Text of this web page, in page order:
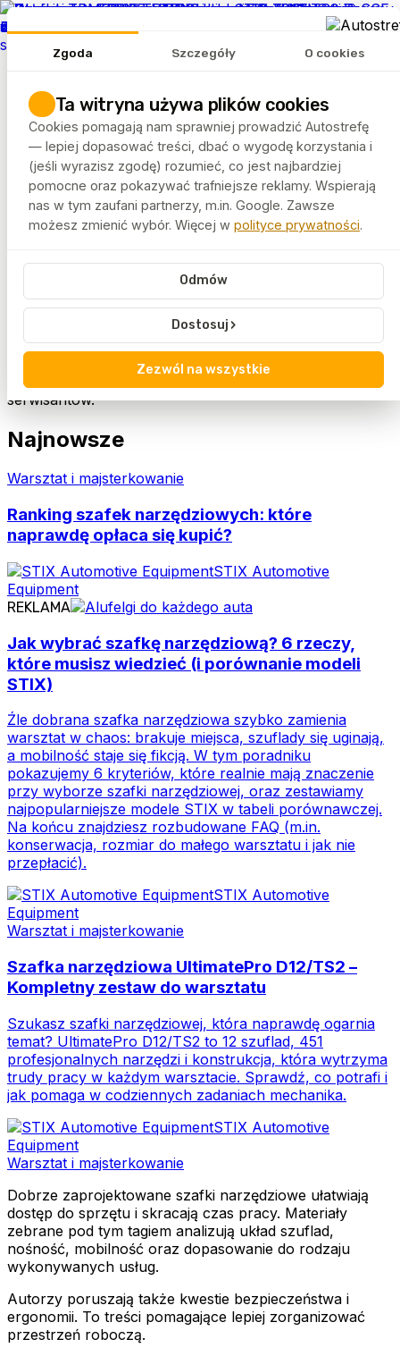
Zgoda Szczegóły O cookies
Ta witryna używa plików cookies
Cookies pomagają nam sprawniej prowadzić Autostrefę
— lepiej dopasować treści, dbać o wygodę korzystania i
(jeśli wyrazisz zgodę) rozumieć, co jest najbardziej
pomocne oraz pokazywać trafniejsze reklamy. Wspierają
nas w tym zaufani partnerzy, m.in. Google. Zawsze
możesz zmienić wybór. Więcej w polityce prywatności.
Odmów
Dostosuj ›
Zezwól na wszystkie
REKLAMA
Artykuły
Rankingi
FELGEO.PL
Autostrefa Tagi Szafki narzędziowe
Szafki narzędziowe odpowiadają za porządek i
ergonomię w miejscu pracy. Artykuły oznaczone tym
tagiem omawiają ich funkcję oraz znaczenie w
organizacji warsztatu.
Treści skierowane są do właścicieli warsztatów i
serwisantów.
Najnowsze
Warsztat i majsterkowanie
Ranking szafek narzędziowych: które
naprawdę opłaca się kupić?
STIX Automotive
Equipment
REKLAMA
Jak wybrać szafkę narzędziową? 6 rzeczy,
które musisz wiedzieć (i porównanie modeli
STIX)
Źle dobrana szafka narzędziowa szybko zamienia
warsztat w chaos: brakuje miejsca, szuflady się uginają,
a mobilność staje się fikcją. W tym poradniku
pokazujemy 6 kryteriów, które realnie mają znaczenie
przy wyborze szafki narzędziowej, oraz zestawiamy
najpopularniejsze modele STIX w tabeli porównawczej.
Na końcu znajdziesz rozbudowane FAQ (m.in.
konserwacja, rozmiar do małego warsztatu i jak nie
przepłacić).
STIX Automotive
Equipment
Warsztat i majsterkowanie
Szafka narzędziowa UltimatePro D12/TS2 –
Kompletny zestaw do warsztatu
Szukasz szafki narzędziowej, która naprawdę ogarnia
temat? UltimatePro D12/TS2 to 12 szuflad, 451
profesjonalnych narzędzi i konstrukcja, która wytrzyma
trudy pracy w każdym warsztacie. Sprawdź, co potrafi i
jak pomaga w codziennych zadaniach mechanika.
STIX Automotive
Equipment
Warsztat i majsterkowanie
Dobrze zaprojektowane szafki narzędziowe ułatwiają
dostęp do sprzętu i skracają czas pracy. Materiały
zebrane pod tym tagiem analizują układ szuflad,
nośność, mobilność oraz dopasowanie do rodzaju
wykonywanych usług.
Autorzy poruszają także kwestie bezpieczeństwa i
ergonomii. To treści pomagające lepiej zorganizować
przestrzeń roboczą.